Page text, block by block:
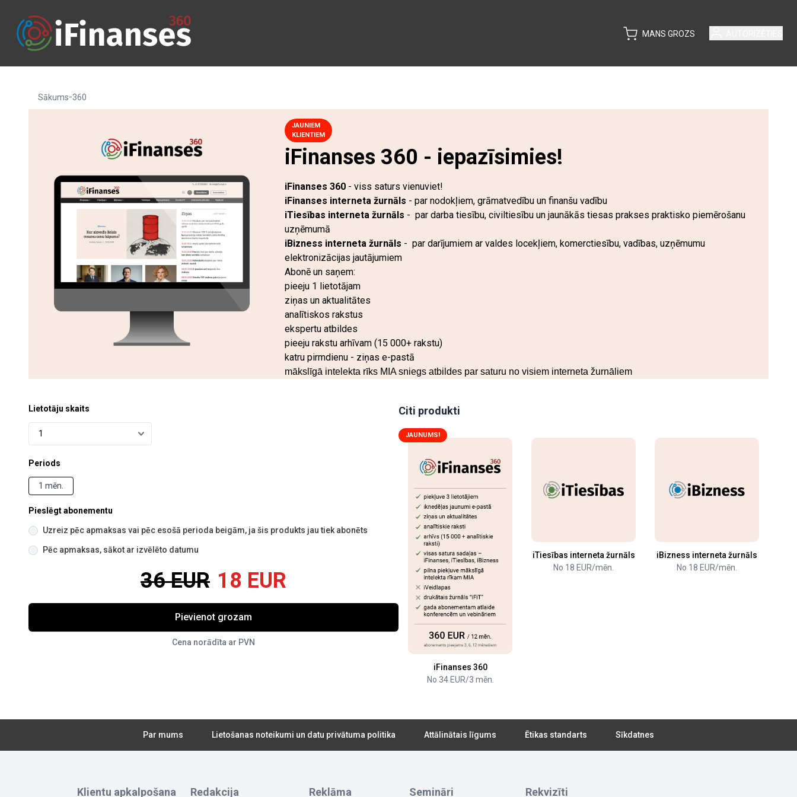
MANS GROZS
Sākums-360
JAUNIEM
KLIENTIEM
iFinanses 360 - iepazīsimies!
iFinanses 360 - viss saturs vienuviet!
iFinanses interneta žurnāls - par nodokļiem, grāmatvedību un finanšu vadību
iTiesības interneta žurnāls - par darba tiesību, civiltiesību un jaunākās tiesas prakses praktisko piemērošanu
uzņēmumā
iBizness interneta žurnāls - par darījumiem ar valdes locekļiem, komerctiesību, vadības, uzņēmumu
elektronizācijas jautājumiem
Abonē un saņem:
pieeju 1 lietotājam
ziņas un aktualitātes
analītiskos rakstus
ekspertu atbildes
pieeju rakstu arhīvam (15 000+ rakstu)
katru pirmdienu - ziņas e-pastā
mākslīgā intelekta rīks MIA sniegs atbildes par saturu no visiem interneta žurnāliem
Lietotāju skaits
Periods
1 mēn.
Pieslēgt abonementu
Uzreiz pēc apmaksas vai pēc esošā perioda beigām, ja šis produkts jau tiek abonēts
Pēc apmaksas, sākot ar izvēlēto datumu
36 EUR 18 EUR
Pievienot grozam
Cena norādīta ar PVN
Citi produkti
JAUNUMS!
iFinanses 360
No 34 EUR/3 mēn.
iTiesības interneta žurnāls
No 18 EUR/mēn.
iBizness interneta žurnāls
No 18 EUR/mēn.
Par mums Lietošanas noteikumi un datu privātuma politika Attālinātais līgums Ētikas standarts Sīkdatnes
Klientu apkalpošana Redakcija Reklāma Semināri Rekvizīti